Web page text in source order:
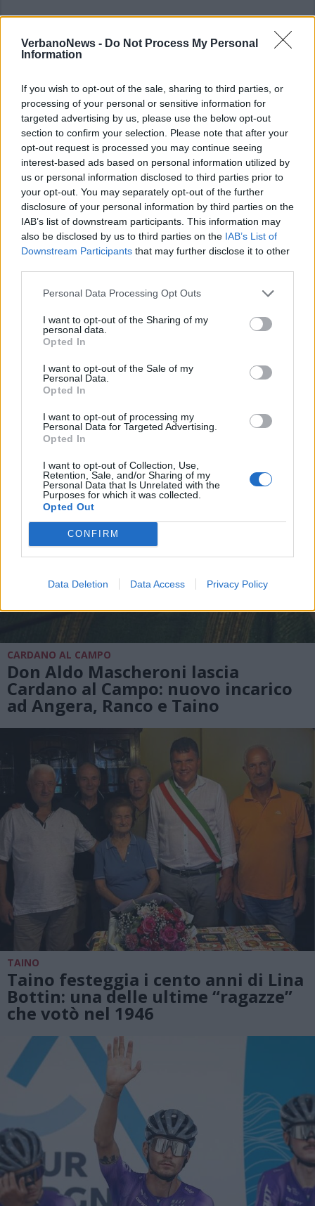
VerbanoNews - Do Not Process My Personal
Information
If you wish to opt-out of the sale, sharing to third parties, or
processing of your personal or sensitive information for
targeted advertising by us, please use the below opt-out
section to confirm your selection. Please note that after your
opt-out request is processed you may continue seeing
interest-based ads based on personal information utilized by
us or personal information disclosed to third parties prior to
your opt-out. You may separately opt-out of the further
disclosure of your personal information by third parties on the
IAB’s list of downstream participants. This information may
also be disclosed by us to third parties on the IAB’s List of
Downstream Participants that may further disclose it to other
Personal Data Processing Opt Outs
I want to opt-out of the Sharing of my
personal data.
Opted In
I want to opt-out of the Sale of my
Personal Data.
Opted In
I want to opt-out of processing my
Personal Data for Targeted Advertising.
Opted In
I want to opt-out of Collection, Use,
Retention, Sale, and/or Sharing of my
Personal Data that Is Unrelated with the
Purposes for which it was collected.
Opted Out
CONFIRM
Data Deletion Data Access Privacy Policy
ALTRE NOTIZIE DI TAINO
CASTELLETTO TICINO - TAINO
Castelletto Ticino dice addio a don
Gabriele Maria Ramezzano, diacono
originario di Taino
CARDANO AL CAMPO
Don Aldo Mascheroni lascia
Cardano al Campo: nuovo incarico
ad Angera, Ranco e Taino
TAINO
Taino festeggia i cento anni di Lina
Bottin: una delle ultime “ragazze”
che votò nel 1946